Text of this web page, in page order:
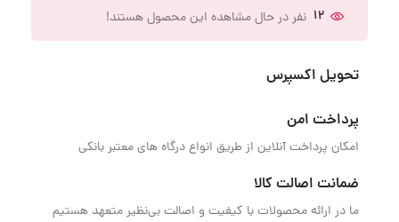
12 نفر در حال مشاهده این محصول هستند!
تحویل اکسپرس
پرداخت امن
امکان پرداخت آنلاین از طریق انواع درگاه های معتبر بانکی
ضمانت اصالت کالا
ما در ارائه محصولات با کیفیت و اصالت بی‌نظیر متعهد هستیم